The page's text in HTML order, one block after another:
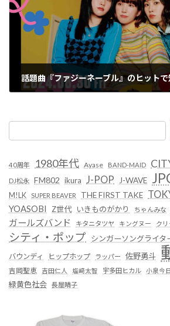
40周年 1980年代 Ayase BAND-MAID
DJ松永 FM802 ikura J-POP J-WAVE
M!LK
SUPER BEAVER THE FIRST TAKE
YOASOBI Z世代 いきものがかり ちゃんみな
ガールズバンド キタニタツヤ キングヌー ク
シティ・ポップ シンガーソングライタ
バウンディ ヒップホップ ラッパー 佐野勇斗
吉岡聖恵 吉田仁人 塩﨑太智 宇多田ヒカル 小泉今
緑黄色社会 長屋晴子